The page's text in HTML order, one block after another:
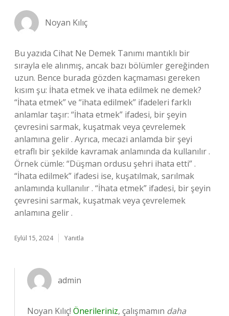
Noyan Kılıç
Bu yazıda Cihat Ne Demek Tanımı mantıklı bir
sırayla ele alınmış, ancak bazı bölümler gereğinden
uzun. Bence burada gözden kaçmaması gereken
kısım şu: İhata etmek ve ihata edilmek ne demek?
“İhata etmek” ve “ihata edilmek” ifadeleri farklı
anlamlar taşır: “İhata etmek” ifadesi, bir şeyin
çevresini sarmak, kuşatmak veya çevrelemek
anlamına gelir . Ayrıca, mecazi anlamda bir şeyi
etraflı bir şekilde kavramak anlamında da kullanılır .
Örnek cümle: “Düşman ordusu şehri ihata etti” .
“İhata edilmek” ifadesi ise, kuşatılmak, sarılmak
anlamında kullanılır . “İhata etmek” ifadesi, bir şeyin
çevresini sarmak, kuşatmak veya çevrelemek
anlamına gelir .
Eylül 15, 2024 Yanıtla
admin
Noyan Kılıç! Önerileriniz, çalışmamın daha